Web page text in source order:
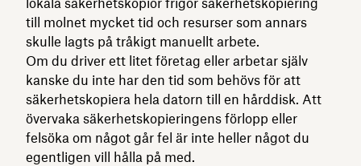
till molnet mycket tid och resurser som annars
skulle lagts på tråkigt manuellt arbete.
Om du driver ett litet företag eller arbetar själv
kanske du inte har den tid som behövs för att
säkerhetskopiera hela datorn till en hårddisk. Att
övervaka säkerhetskopieringens förlopp eller
felsöka om något går fel är inte heller något du
egentligen vill hålla på med.